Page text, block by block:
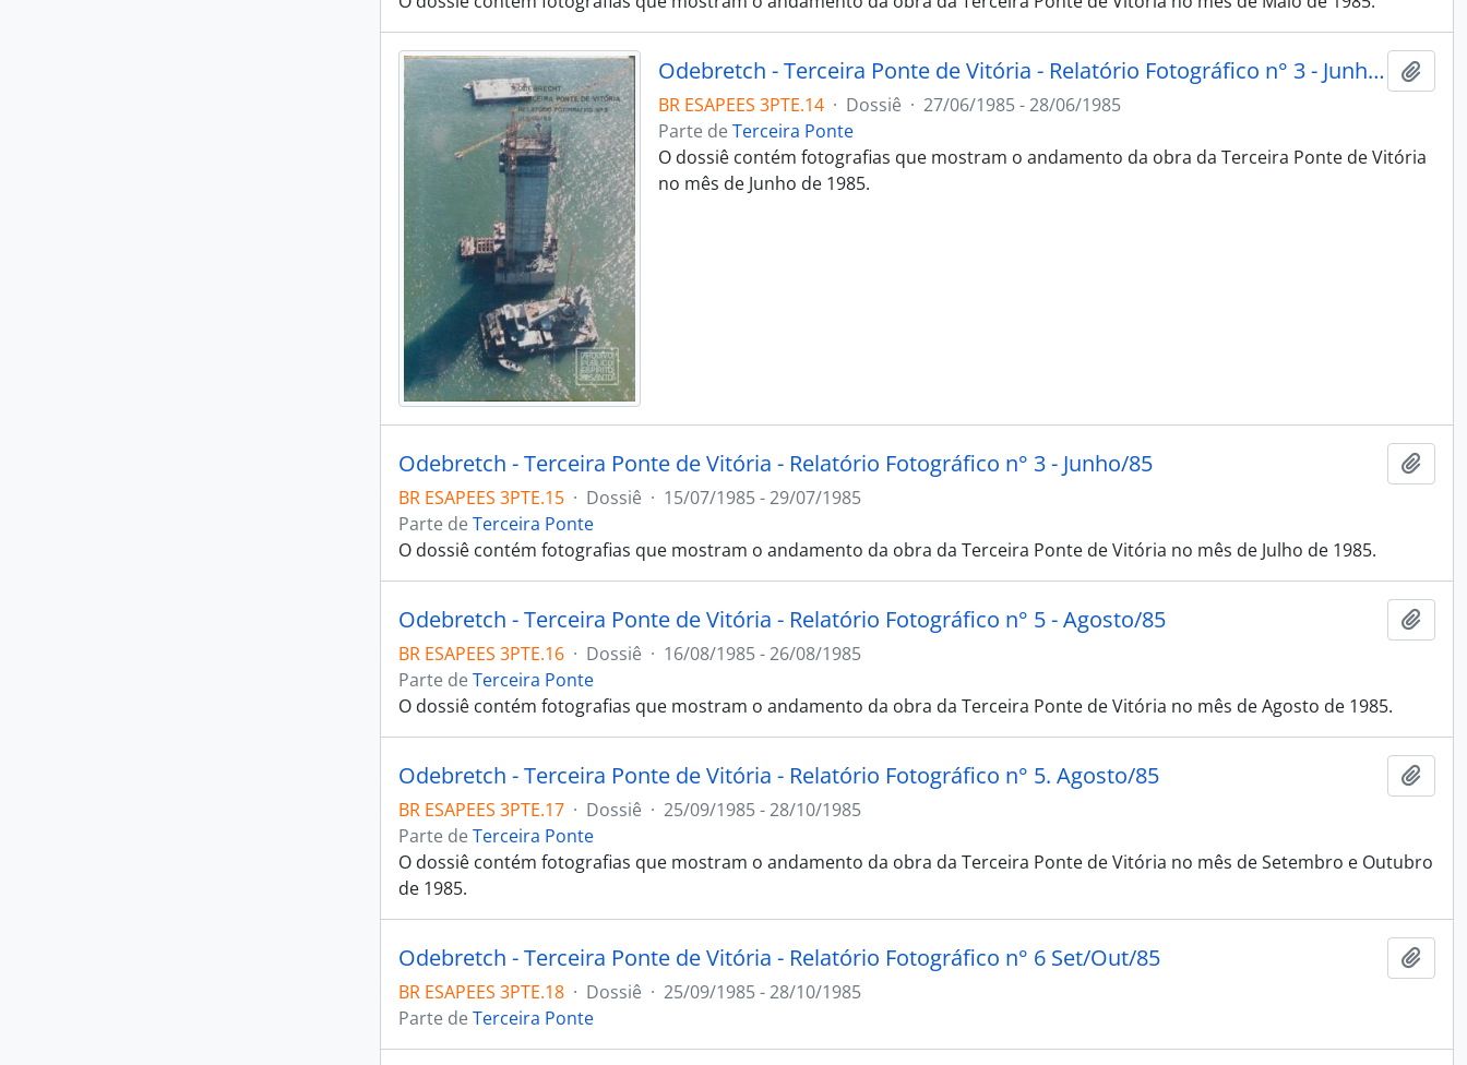
Odebretch - Terceira Ponte de Vitória - Relatório Fotográfico n° 3 - Junho/85
BR ESAPEES 3PTE.14 · Dossiê · 27/06/1985 - 28/06/1985
Parte de Terceira Ponte
O dossiê contém fotografias que mostram o andamento da obra da Terceira Ponte de Vitória
no mês de Junho de 1985.
Odebretch - Terceira Ponte de Vitória - Relatório Fotográfico n° 3 - Junho/85
BR ESAPEES 3PTE.15 · Dossiê · 15/07/1985 - 29/07/1985
Parte de Terceira Ponte
O dossiê contém fotografias que mostram o andamento da obra da Terceira Ponte de Vitória no mês de Julho de 1985.
Odebretch - Terceira Ponte de Vitória - Relatório Fotográfico n° 5 - Agosto/85
BR ESAPEES 3PTE.16 · Dossiê · 16/08/1985 - 26/08/1985
Parte de Terceira Ponte
O dossiê contém fotografias que mostram o andamento da obra da Terceira Ponte de Vitória no mês de Agosto de 1985.
Odebretch - Terceira Ponte de Vitória - Relatório Fotográfico n° 5. Agosto/85
BR ESAPEES 3PTE.17 · Dossiê · 25/09/1985 - 28/10/1985
Parte de Terceira Ponte
O dossiê contém fotografias que mostram o andamento da obra da Terceira Ponte de Vitória no mês de Setembro e Outubro
de 1985.
Odebretch - Terceira Ponte de Vitória - Relatório Fotográfico n° 6 Set/Out/85
BR ESAPEES 3PTE.18 · Dossiê · 25/09/1985 - 28/10/1985
Parte de Terceira Ponte